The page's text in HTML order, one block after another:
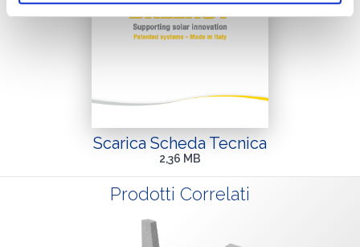
Scarica Scheda Tecnica
2,36 MB
Prodotti Correlati